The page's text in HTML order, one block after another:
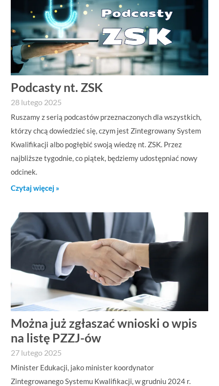
Podcasty nt. ZSK
28 lutego 2025
Ruszamy z serią podcastów przeznaczonych dla wszystkich,
którzy chcą dowiedzieć się, czym jest Zintegrowany System
Kwalifikacji albo pogłębić swoją wiedzę nt. ZSK. Przez
najbliższe tygodnie, co piątek, będziemy udostępniać nowy
odcinek.
Czytaj więcej »
Można już zgłaszać wnioski o wpis
na listę PZZJ-ów
27 lutego 2025
Minister Edukacji, jako minister koordynator
Zintegrowanego Systemu Kwalifikacji, w grudniu 2024 r.